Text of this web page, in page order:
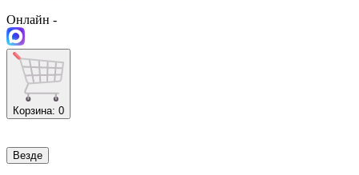
Онлайн -
Корзина: 0
Везде